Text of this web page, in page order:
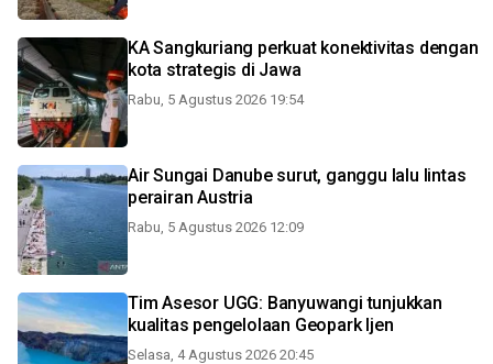
KA Sangkuriang perkuat konektivitas dengan
kota strategis di Jawa
Rabu, 5 Agustus 2026 19:54
Air Sungai Danube surut, ganggu lalu lintas
perairan Austria
Rabu, 5 Agustus 2026 12:09
Tim Asesor UGG: Banyuwangi tunjukkan
kualitas pengelolaan Geopark Ijen
Selasa, 4 Agustus 2026 20:45